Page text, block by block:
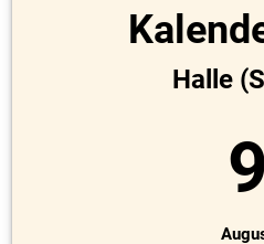
Halle
9